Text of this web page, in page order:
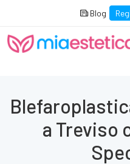
Blog
a Treviso